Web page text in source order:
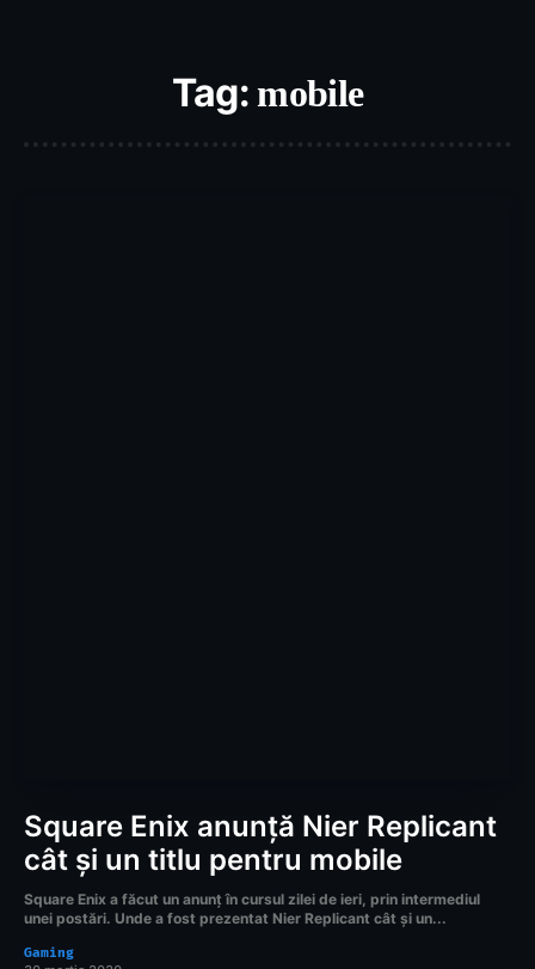
Tag:mobile
Square Enix anunță Nier Replicant
cât și un titlu pentru mobile
Square Enix a făcut un anunț în cursul zilei de ieri, prin intermediul
unei postări. Unde a fost prezentat Nier Replicant cât și un...
Gaming